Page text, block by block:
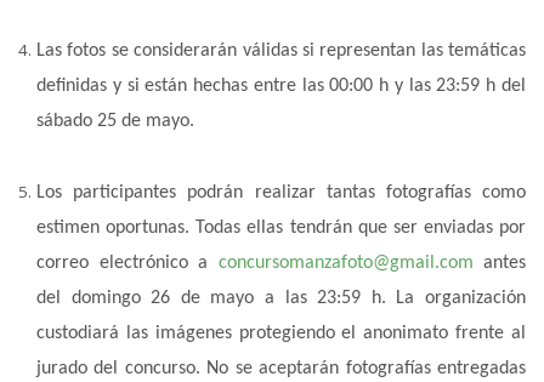
Las fotos se considerarán válidas si representan las temáticas
definidas y si están hechas entre las 00:00 h y las 23:59 h del
sábado 25 de mayo.
Los participantes podrán realizar tantas fotografías como
estimen oportunas. Todas ellas tendrán que ser enviadas por
correo electrónico a concursomanzafoto@gmail.com antes
del domingo 26 de mayo a las 23:59 h. La organización
custodiará las imágenes protegiendo el anonimato frente al
jurado del concurso. No se aceptarán fotografías entregadas